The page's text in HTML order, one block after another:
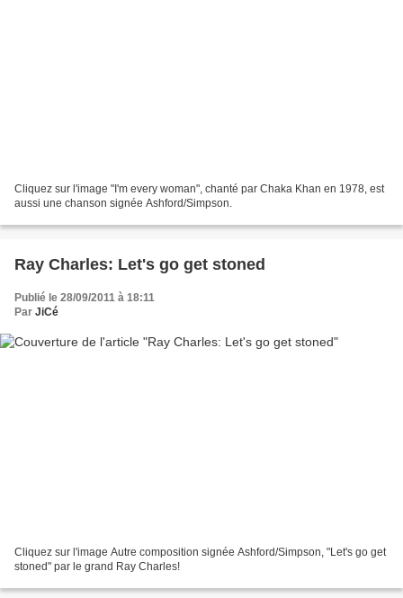
Cliquez sur l'image "I'm every woman", chanté par Chaka Khan en 1978, est
aussi une chanson signée Ashford/Simpson.
Ray Charles: Let's go get stoned
Publié le 28/09/2011 à 18:11
Par JiCé
Cliquez sur l'image Autre composition signée Ashford/Simpson, "Let's go get
stoned" par le grand Ray Charles!